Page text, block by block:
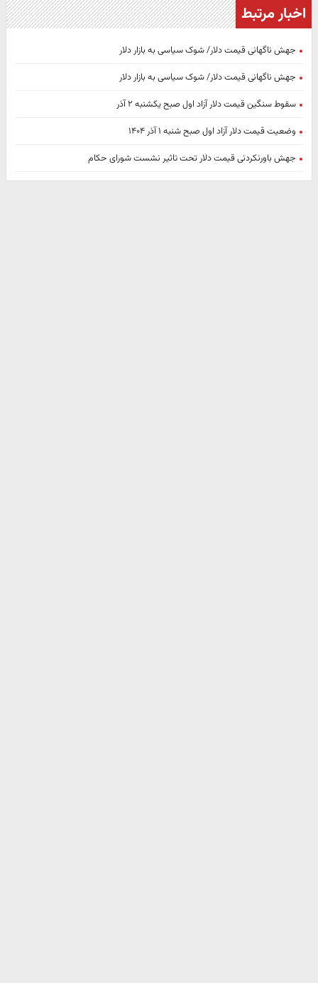
اخبار مرتبط
جهش ناگهانی قیمت دلار/ شوک سیاسی به بازار دلار
جهش ناگهانی قیمت دلار/ شوک سیاسی به بازار دلار
سقوط سنگین قیمت دلار آزاد اول صبح یکشنبه ۲ آذر
وضعیت قیمت دلار آزاد اول صبح شنبه ۱ آذر ۱۴۰۴
جهش باورنکردنی قیمت دلار تحت تاثیر نشست شورای حکام